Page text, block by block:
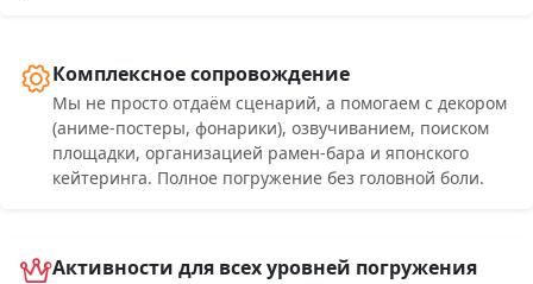
Комплексное сопровождение
Мы не просто отдаём сценарий, а помогаем с декором
(аниме-постеры, фонарики), озвучиванием, поиском
площадки, организацией рамен-бара и японского
кейтеринга. Полное погружение без головной боли.
Активности для всех уровней погружения